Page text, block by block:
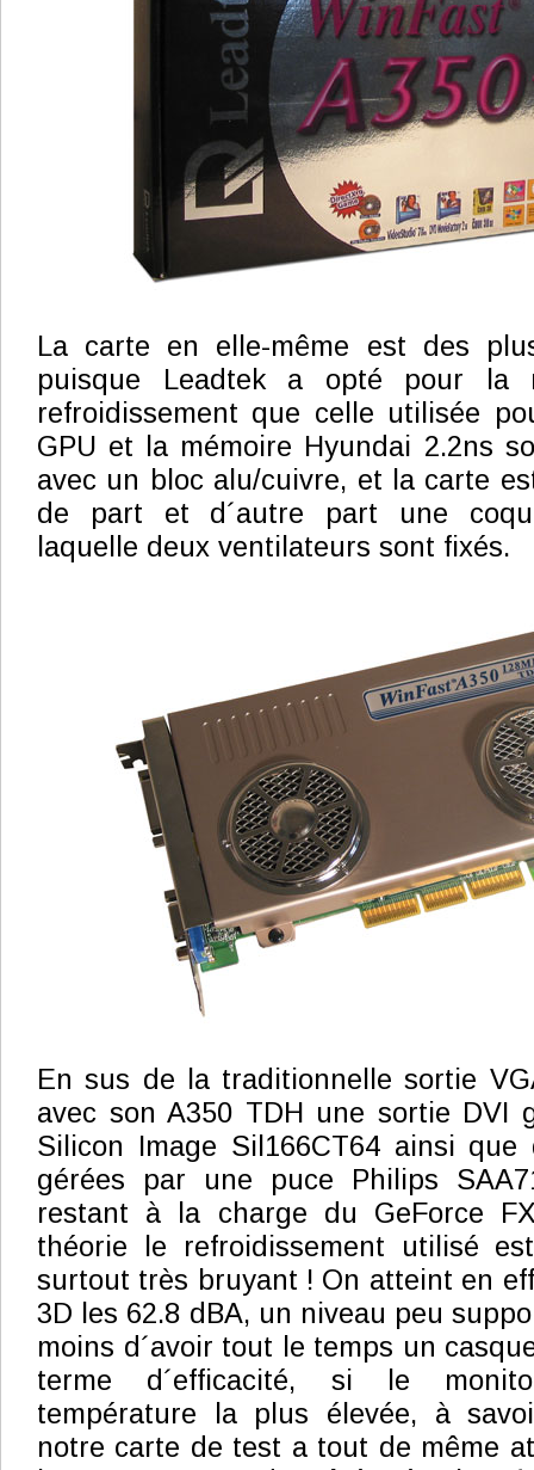
La carte en elle-même est des
puisque Leadtek a opté pour la
refroidissement que celle utilisée
GPU et la mémoire Hyundai 2.2ns
avec un bloc alu/cuivre, et la carte
de part et d´autre part une
laquelle deux ventilateurs sont fixés.
En sus de la traditionnelle sortie
avec son A350 TDH une sortie DVI
Silicon Image Sil166CT64 ainsi que
gérées par une puce Philips
restant à la charge du GeForce
théorie le refroidissement utilisé
surtout très bruyant ! On atteint en
3D les 62.8 dBA, un niveau peu
moins d´avoir tout le temps un
terme d´efficacité, si le
température la plus élevée, à
notre carte de test a tout de même